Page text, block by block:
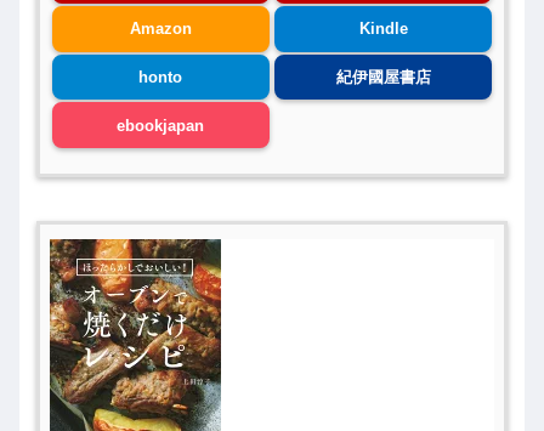
Amazon Kindle
honto 紀伊國屋書店
ebookjapan